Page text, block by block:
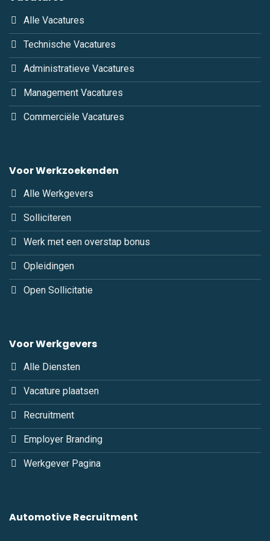
Alle Vacatures
Technische Vacatures
Administratieve Vacatures
Management Vacatures
Commerciële Vacatures
Voor Werkzoekenden
Alle Werkgevers
Solliciteren
Werk met een overstap bonus
Opleidingen
Open Sollicitatie
Voor Werkgevers
Alle Diensten
Vacature plaatsen
Recruitment
Employer Branding
Werkgever Pagina
Automotive Recruitment